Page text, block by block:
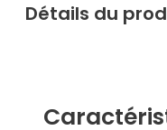
Détails du